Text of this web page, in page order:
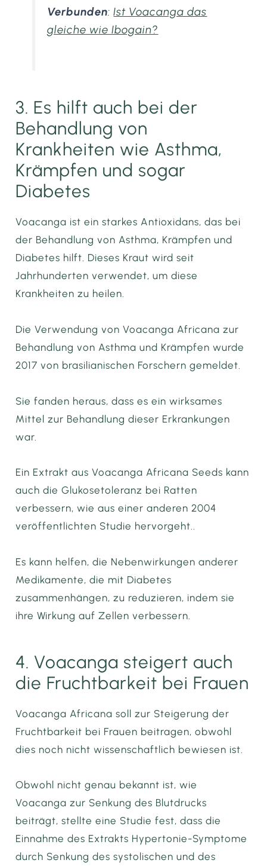
Verbunden:Ist Voacanga das
gleiche wie Ibogain?
3. Es hilft auch bei der
Behandlung von
Krankheiten wie Asthma,
Krämpfen und sogar
Diabetes
Voacanga ist ein starkes Antioxidans, das bei
der Behandlung von Asthma, Krämpfen und
Diabetes hilft. Dieses Kraut wird seit
Jahrhunderten verwendet, um diese
Krankheiten zu heilen.
Die Verwendung von Voacanga Africana zur
Behandlung von Asthma und Krämpfen wurde
2017 von brasilianischen Forschern gemeldet.
Sie fanden heraus, dass es ein wirksames
Mittel zur Behandlung dieser Erkrankungen
war.
Ein Extrakt aus Voacanga Africana Seeds kann
auch die Glukosetoleranz bei Ratten
verbessern, wie aus einer anderen 2004
veröffentlichten Studie hervorgeht..
Es kann helfen, die Nebenwirkungen anderer
Medikamente, die mit Diabetes
zusammenhängen, zu reduzieren, indem sie
ihre Wirkung auf Zellen verbessern.
4. Voacanga steigert auch
die Fruchtbarkeit bei Frauen
Voacanga Africana soll zur Steigerung der
Fruchtbarkeit bei Frauen beitragen, obwohl
dies noch nicht wissenschaftlich bewiesen ist.
Obwohl nicht genau bekannt ist, wie
Voacanga zur Senkung des Blutdrucks
beiträgt, stellte eine Studie fest, dass die
Einnahme des Extrakts Hypertonie-Symptome
durch Senkung des systolischen und des